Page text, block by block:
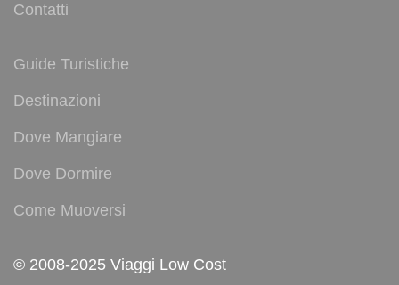
Contatti
Guide Turistiche
Destinazioni
Dove Mangiare
Dove Dormire
Come Muoversi
© 2008-2025 Viaggi Low Cost